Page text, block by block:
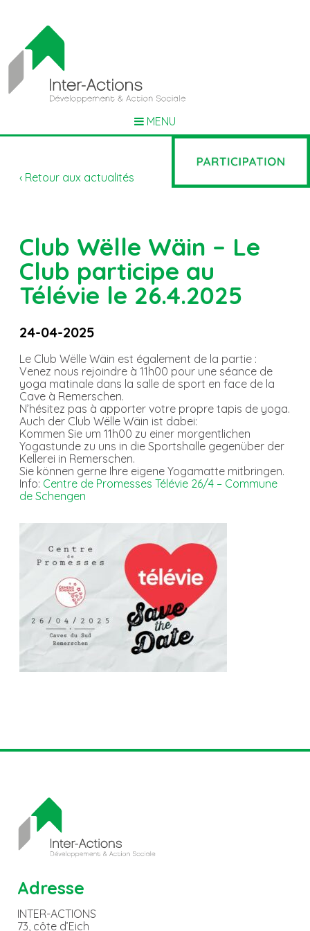
MENU
‹ Retour aux actualités
Club Wëlle Wäin – Le
Club participe au
Télévie le 26.4.2025
24-04-2025
Le Club Wëlle Wäin est également de la partie :
Venez nous rejoindre à 11h00 pour une séance de
yoga matinale dans la salle de sport en face de la
Cave à Remerschen.
N’hésitez pas à apporter votre propre tapis de yoga.
Auch der Club Wëlle Wäin ist dabei:
Kommen Sie um 11h00 zu einer morgentlichen
Yogastunde zu uns in die Sportshalle gegenüber der
Kellerei in Remerschen.
Sie können gerne Ihre eigene Yogamatte mitbringen.
Info: Centre de Promesses Télévie 26/4 – Commune
de Schengen
Adresse
INTER-ACTIONS
73, côte d’Eich